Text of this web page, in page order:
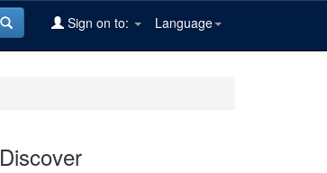
Language
Sign on to:
Discover